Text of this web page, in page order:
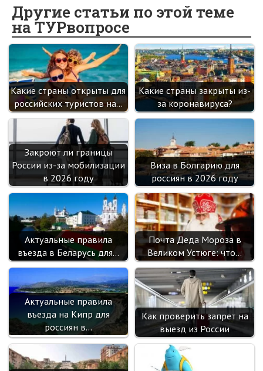
o
o
k
o
kl
as
sn
ik
i
er dI
n
es
t
a
m
Другие статьи по этой теме
на ТУРвопросе
Какие страны открыты для
российских туристов на…
Какие страны закрыты из-
за коронавируса?
Закроют ли границы
России из-за мобилизации
в 2026 году
Виза в Болгарию для
россиян в 2026 году
Актуальные правила
въезда в Беларусь для…
Почта Деда Мороза в
Великом Устюге: что…
Актуальные правила
въезда на Кипр для
россиян в…
Как проверить запрет на
выезд из России